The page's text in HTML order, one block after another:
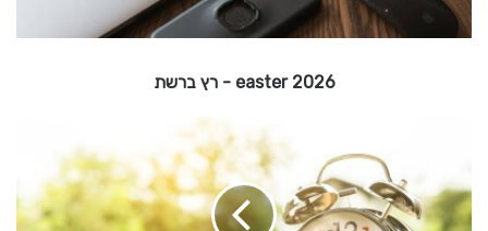
2
ב
ר
easter 2026 - רץ ברשת
ר
א